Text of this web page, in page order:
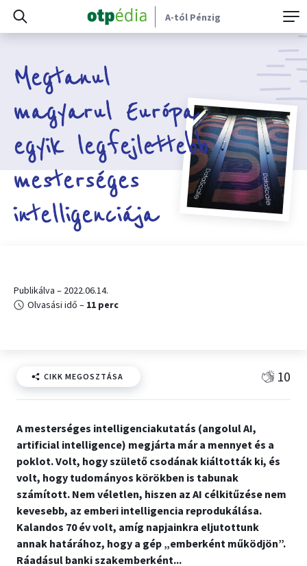
A-tól Pénzig
Megtanul
magyarul Európa
egyik legfejlettebb
mesterséges
intelligenciája
Publikálva – 2022.06.14.
Olvasási idő – 11 perc
CIKK MEGOSZTÁSA 10
A mesterséges intelligenciakutatás (angolul AI,
artificial intelligence) megjárta már a mennyet és a
poklot. Volt, hogy születő csodának kiáltották ki, és
volt, hogy tudományos körökben is tabunak
számított. Nem véletlen, hiszen az AI célkitűzése nem
kevesebb, az emberi intelligencia reprodukálása.
Kalandos 70 év volt, amíg napjainkra eljutottunk
annak határához, hogy a gép „emberként működjön”.
Ráadásul banki szakemberként...